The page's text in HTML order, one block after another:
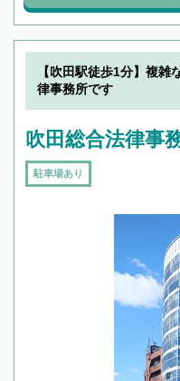
【吹田駅徒歩1分】複
律事務所です
吹田総合法律事
駐車場あり